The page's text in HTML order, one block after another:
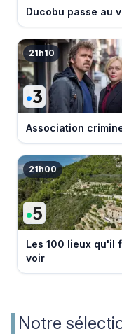
Ducobu passe au
21h10
Association
21h00
Les 100 lieux qu'il
voir
Notre